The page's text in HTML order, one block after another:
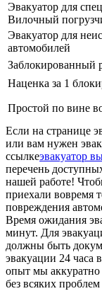
Эвакуатор для
Вилочный
Эвакуатор для
автомобилей
Заблокированный
Наценка за 1
Простой по вине
Если на странице
или вам нужен
ссылкеэвакуатор
перечень
нашей работе!
приехали вовремя
повреждения
Время ожидания
минут. Для
должны быть
эвакуации 24 часа
опыт мы аккуратно
без всяких